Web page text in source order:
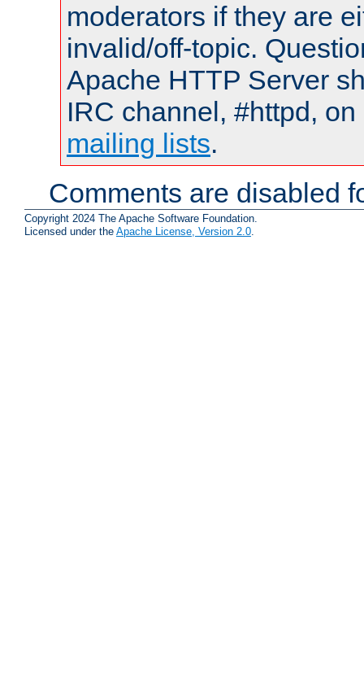
moderators if they are
invalid/off-topic.
Apache HTTP Server
IRC channel, #httpd,
mailing lists.
Comments are disabled
Copyright 2024 The Apache Software Foundation.
Licensed under the Apache License, Version 2.0